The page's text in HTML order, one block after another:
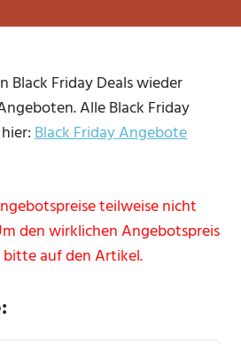
Black Friday Deals wieder
Alle Black Friday
Black Friday Angebote
teilweise nicht
den wirklichen Angebotspreis
bitte auf den Artikel.